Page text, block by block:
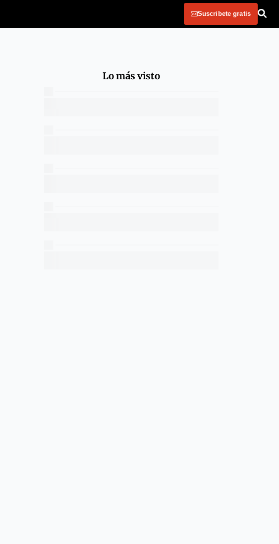
Suscribete gratis
Lo más visto